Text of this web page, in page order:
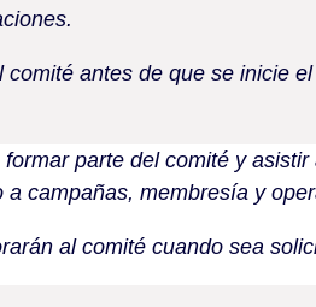
antes de que se inicie
parte del comité y asistir
campañas, membresía y
al comité cuando sea